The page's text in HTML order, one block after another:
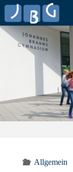
Skip
to
content
Allgemein